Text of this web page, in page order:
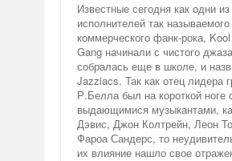
Известные сегодня как одни
исполнителей так называемого
коммерческого фанк-рока,
Gang начинали с чистого
собралась еще в школе, и
Jazziacs. Так как отец лидера
Р.Белла был на короткой ноге
выдающимися музыкантами,
Дэвис, Джон Колтрейн, Леон
Фароа Сандерс, то
их влияние нашло свое